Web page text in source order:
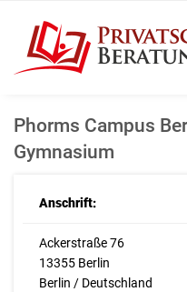
Phorms Campus
Gymnasium
Anschrift:
Ackerstraße 76
13355 Berlin
Berlin / Deutschland